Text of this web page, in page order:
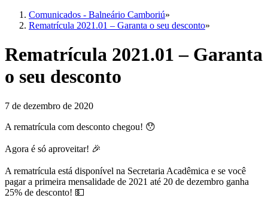
Comunicados - Balneário Camboriú»
Rematrícula 2021.01 – Garanta o seu desconto»
Rematrícula 2021.01 – Garanta
o seu desconto
7 de dezembro de 2020
A rematrícula com desconto chegou! 😯
Agora é só aproveitar! 🎉
A rematrícula está disponível na Secretaria Acadêmica e se você
pagar a primeira mensalidade de 2021 até 20 de dezembro ganha
25% de desconto! 💵